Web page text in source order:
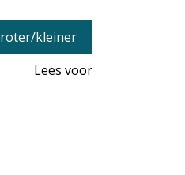
kleiner
Lees voor